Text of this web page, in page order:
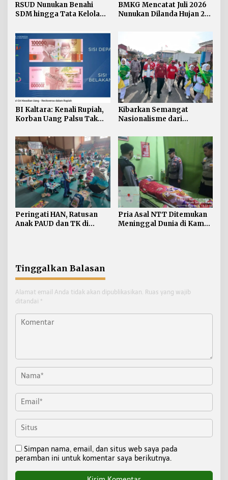
RSUD Nunukan Benahi
SDM hingga Tata Kelola
BMKG Mencatat Juli 2026
Nunukan Dilanda Hujan 23
BI Kaltara: Kenali Rupiah,
Korban Uang Palsu Tak
Kibarkan Semangat
Nasionalisme dari
Merah Putih 81 Meter
Dibentangkan di Sebatik
Peringati HAN, Ratusan
Anak PAUD dan TK di
Pria Asal NTT Ditemukan
Meninggal Dunia di Kamar
Tinggalkan Balasan
Alamat email Anda tidak akan dipublikasikan. Ruas yang wajib
ditandai *
Simpan nama, email, dan situs web saya pada
peramban ini untuk komentar saya berikutnya.